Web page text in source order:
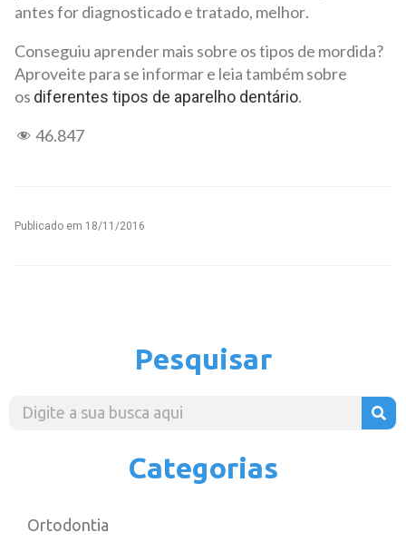
antes for diagnosticado e tratado, melhor.
Conseguiu aprender mais sobre os tipos de mordida?
Aproveite para se informar e leia também sobre
os diferentes tipos de aparelho dentário.
46.847
Publicado em 18/11/2016
Pesquisar
Categorias
Ortodontia